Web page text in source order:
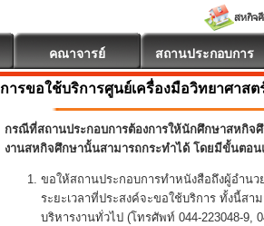
คณาจารย์ สถานประกอบการ
การขอใช้บริการศูนย์เครื่องมือวิทยาศาส
กรณีที่สถานประกอบการต้องการให้นักศึกษาสหกิจ
งานสหกิจศึกษานั้นสามารถกระทำได้ โดยมีขั้นตอน
ขอให้สถานประกอบการทำหนังสือถึงผู้อำน
ระยะเวลาที่ประสงค์จะขอใช้บริการ ทั้งนี้ส
บริหารงานทั่วไป (โทรศัพท์ 044-223048-9,